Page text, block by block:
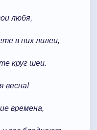
любя,
в них лилеи,
круг шеи.
весна!
времена,